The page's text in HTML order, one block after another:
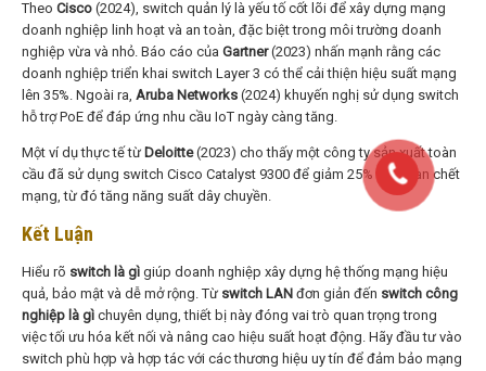
Theo Cisco (2024), switch quản lý là yếu tố cốt lõi để xây dựng mạng
doanh nghiệp linh hoạt và an toàn, đặc biệt trong môi trường doanh
nghiệp vừa và nhỏ. Báo cáo của Gartner(2023) nhấn mạnh rằng các
doanh nghiệp triển khai switch Layer 3 có thể cải thiện hiệu suất mạng
lên 35%. Ngoài ra, Aruba Networks (2024) khuyến nghị sử dụng switch
hỗ trợ PoE để đáp ứng nhu cầu IoT ngày càng tăng.
Một ví dụ thực tế từ Deloitte(2023) cho thấy một công ty sản xuất toàn
cầu đã sử dụng switch Cisco Catalyst 9300 để giảm 25% thời gian chết
mạng, từ đó tăng năng suất dây chuyền.
Kết Luận
Hiểu rõ switch là gì giúp doanh nghiệp xây dựng hệ thống mạng hiệu
quả, bảo mật và dễ mở rộng. Từ switch LAN đơn giản đến switch công
nghiệp là gì chuyên dụng, thiết bị này đóng vai trò quan trọng trong
việc tối ưu hóa kết nối và nâng cao hiệu suất hoạt động. Hãy đầu tư vào
switch phù hợp và hợp tác với các thương hiệu uy tín để đảm bảo mạng